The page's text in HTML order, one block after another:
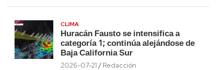
CLIMA
Huracán Fausto se intensifica a
categoría 1; continúa alejándose de
Baja California Sur
2026-07-21 Redacción